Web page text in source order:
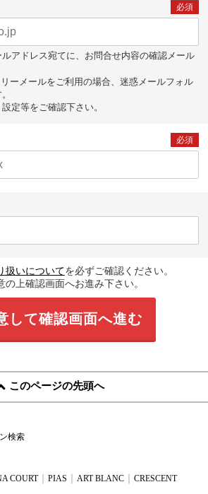
必須
アドレス宛てに、お問合せ内容の確認メール
ーメールをご利用の場合、迷惑メールフォル
定等をご確認下さい。
必須
扱いについてを必ずご確認ください。
の上確認画面へお進み下さい。
して確認画面へ進む
このページの先頭へ
検索
COURT PIAS ART BLANC CRESCENT